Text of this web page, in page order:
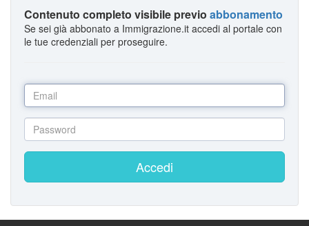
Contenuto completo visibile previo abbonamento
Se sei già abbonato a Immigrazione.it accedi al portale con
le tue credenziali per proseguire.
Accedi